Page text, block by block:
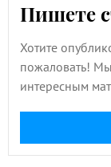
Пишете
Хотите
пожаловать!
интересным